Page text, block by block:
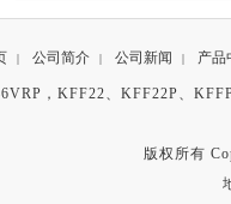
| 公司简介 | 公司新闻 | 产品
，KFF22、KFF22P、
版权所有